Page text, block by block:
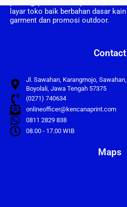
layar toko baik berbahan dasar
garment dan promosi outdoor.
Contact
Jl. Sawahan, Karangmojo,
Boyolali, Jawa Tengah 57375
(0271) 740634
onlineofficer@kencanaprint.com
0811 2829 838
08.00 - 17.00 WIB
Maps